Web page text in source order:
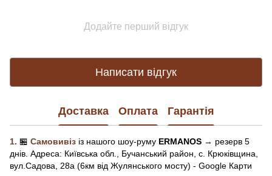
Додайте перший відгук
Написати відгук
Доставка Оплата Гарантія
1. 🏪 Самовивіз із нашого шоу-руму ERMANOS → резерв 5
днів. Адреса: Київська обл., Бучанський район, с. Крюківщина,
вул.Садова, 28а (6км від Жулянського мосту) - Google Карти